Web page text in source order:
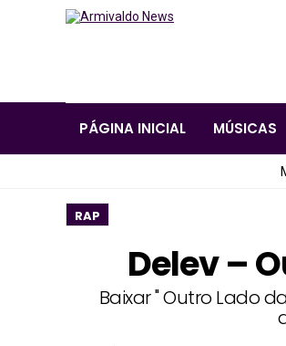
PÁGINA INICIAL MÚSICAS
RAP
Delev –
Baixar " Outro Lado